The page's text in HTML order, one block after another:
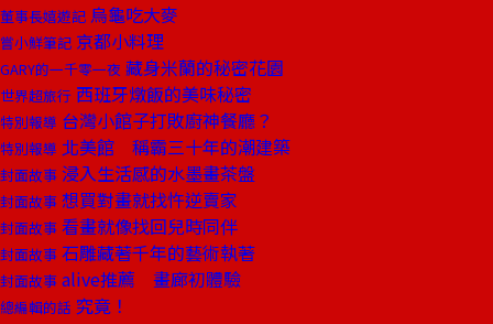
董事長嬉遊記 烏龜吃大麥
嘗小鮮筆記 京都小料理
GARY的一千零一夜 藏身米蘭的秘密花園
世界超旅行 西班牙燉飯的美味秘密
特別報導 台灣小館子打敗廚神餐廳？
特別報導 北美館 稱霸三十年的潮建築
封面故事 浸入生活感的水墨畫茶盤
封面故事 想買對畫就找忤逆賣家
封面故事 看畫就像找回兒時同伴
封面故事 石雕藏著千年的藝術執著
封面故事 alive推薦 畫廊初體驗
總編輯的話 究竟！